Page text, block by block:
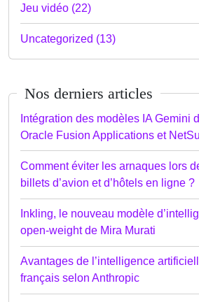
Jeu vidéo (22)
Uncategorized (13)
Nos derniers articles
Intégration des modèles IA Gemini
Oracle Fusion Applications et
Comment éviter les arnaques lors
billets d’avion et d’hôtels en ligne ?
Inkling, le nouveau modèle
open-weight de Mira Murati
Avantages de l’intelligence
français selon Anthropic